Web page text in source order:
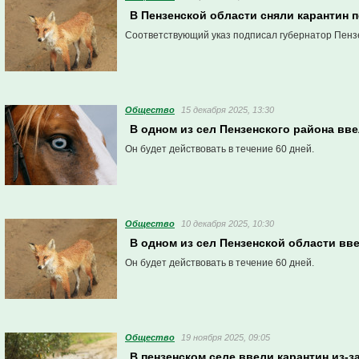
В Пензенской области сняли карантин
Соответствующий указ подписал губернатор
Общество 15 декабря 2025, 13:30
В одном из сел Пензенского района
Он будет действовать в течение 60 дней.
Общество 10 декабря 2025, 10:30
В одном из сел Пензенской области
Он будет действовать в течение 60 дней.
Общество 19 ноября 2025, 09:05